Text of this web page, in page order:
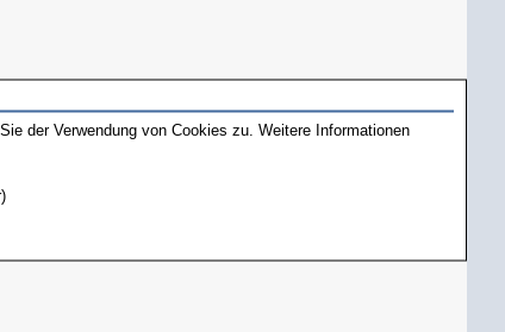
der Verwendung von Cookies zu. Weitere Informationen